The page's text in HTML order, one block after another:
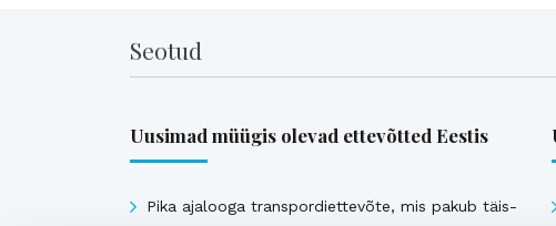
Seotud
Uusimad müügis olevad ettevõtted Eestis
Pika ajalooga transpordiettevõte, mis pakub täis-